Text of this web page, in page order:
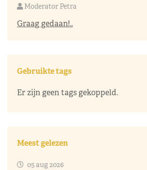
Moderator Petra
Graag gedaan!..
Gebruikte tags
Er zijn geen tags gekoppeld.
Meest gelezen
05 aug 2026